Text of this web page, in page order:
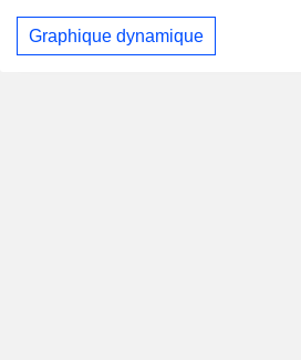
Graphique dynamique